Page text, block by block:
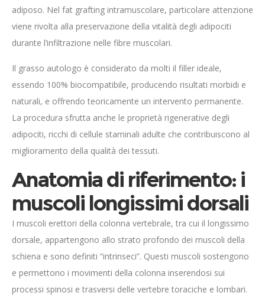
adiposo. Nel fat grafting intramuscolare, particolare attenzione
viene rivolta alla preservazione della vitalità degli adipociti
durante l’infiltrazione nelle fibre muscolari.
Il grasso autologo è considerato da molti il filler ideale,
essendo 100% biocompatibile, producendo risultati morbidi e
naturali, e offrendo teoricamente un intervento permanente.
La procedura sfrutta anche le proprietà rigenerative degli
adipociti, ricchi di cellule staminali adulte che contribuiscono al
miglioramento della qualità dei tessuti.
Anatomia di riferimento: i
muscoli longissimi dorsali
I muscoli erettori della colonna vertebrale, tra cui il longissimo
dorsale, appartengono allo strato profondo dei muscoli della
schiena e sono definiti “intrinseci”. Questi muscoli sostengono
e permettono i movimenti della colonna inserendosi sui
processi spinosi e trasversi delle vertebre toraciche e lombari.